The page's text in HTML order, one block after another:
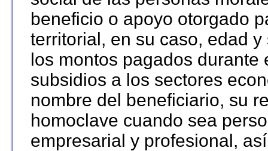
beneficio o apoyo otorgado
territorial, en su caso, edad
los montos pagados
subsidios a los sectores
nombre del beneficiario, su
homoclave cuando sea
empresarial y profesional,